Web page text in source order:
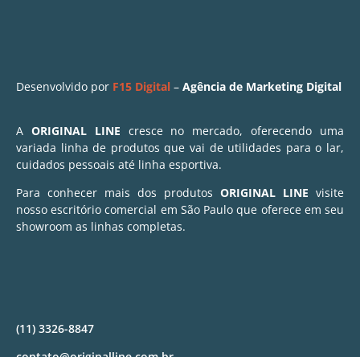
Desenvolvido por F15 Digital – Agência de Marketing Digital
A ORIGINAL LINE cresce no mercado, oferecendo uma
variada linha de produtos que vai de utilidades para o lar,
cuidados pessoais até linha esportiva.
Para conhecer mais dos produtos ORIGINAL LINE visite
nosso escritório comercial em São Paulo que oferece em seu
showroom as linhas completas.
(11) 3326-8847